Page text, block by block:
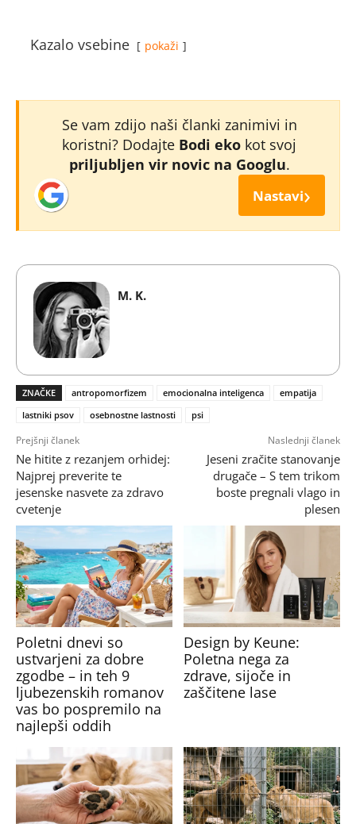
Kazalo vsebine pokaži
Se vam zdijo naši članki zanimivi in
koristni? Dodajte Bodi eko kot svoj
priljubljen vir novic na Googlu.
Nastavi›
M. K.
ZNAČKE antropomorfizem emocionalna inteligenca
empatija
lastniki psov
osebnostne lastnosti psi
Prejšnji članek
Ne hitite z rezanjem orhidej:
Najprej preverite te
jesenske nasvete za zdravo
cvetenje
Naslednji članek
Jeseni zračite stanovanje
drugače – S tem trikom
boste pregnali vlago in
plesen
Poletni dnevi so
ustvarjeni za dobre
zgodbe – in teh 9
ljubezenskih romanov
vas bo pospremilo na
najlepši oddih
Design by Keune:
Poletna nega za
zdrave, sijoče in
zaščitene lase